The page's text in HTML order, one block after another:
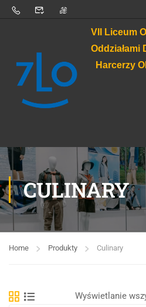
VII Liceum
Oddziałami
Harcerzy
CULINARY
Home Produkty Culinary
Wyświetlanie